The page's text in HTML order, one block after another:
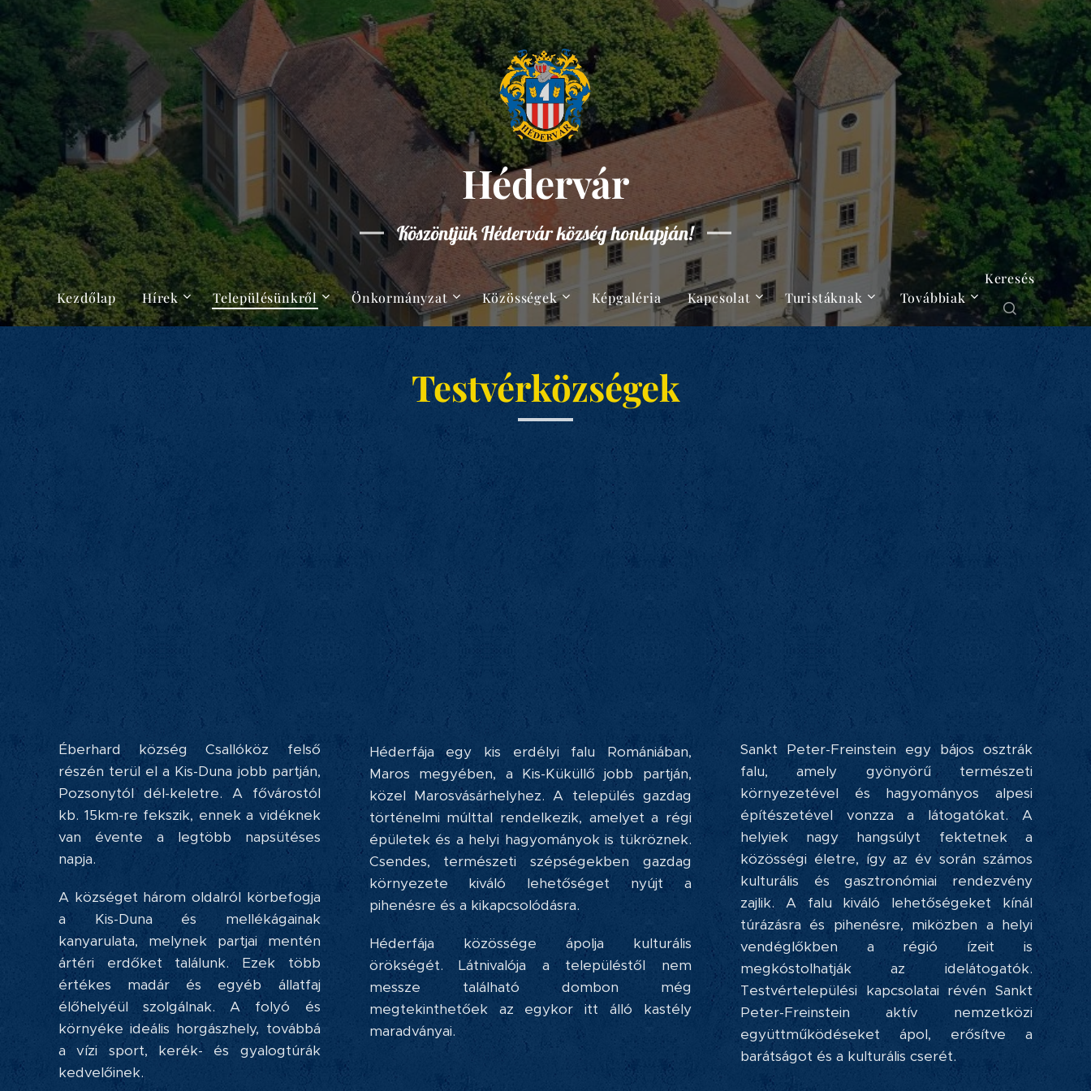
Hédervár
Köszöntjük Hédervár község honlapján!
Kezdőlap Hírek Településünkről Önkormányzat Közösségek Képgaléria Kapcsolat Turistáknak Továbbiak
Keresés
Testvérközségek
Éberhard község Csallóköz felső
részén terül el a Kis-Duna jobb partján,
Pozsonytól dél-keletre. A fővárostól
kb. 15km-re fekszik, ennek a vidéknek
van évente a legtöbb napsütéses
napja.
A községet három oldalról körbefogja
a Kis-Duna és mellékágainak
kanyarulata, melynek partjai mentén
ártéri erdőket találunk. Ezek több
értékes madár és egyéb állatfaj
élőhelyéül szolgálnak. A folyó és
környéke ideális horgászhely, továbbá
a vízi sport, kerék- és gyalogtúrák
kedvelőinek.
Héderfája egy kis erdélyi falu Romániában,
Maros megyében, a Kis-Küküllő jobb partján,
közel Marosvásárhelyhez. A település gazdag
történelmi múlttal rendelkezik, amelyet a régi
épületek és a helyi hagyományok is tükröznek.
Csendes, természeti szépségekben gazdag
környezete kiváló lehetőséget nyújt a
pihenésre és a kikapcsolódásra.
Héderfája közössége ápolja kulturális
örökségét. Látnivalója a településtől nem
messze található dombon még
megtekinthetőek az egykor itt álló kastély
maradványai.
Sankt Peter-Freinstein egy bájos osztrák
falu, amely gyönyörű természeti
környezetével és hagyományos alpesi
építészetével vonzza a látogatókat. A
helyiek nagy hangsúlyt fektetnek a
közösségi életre, így az év során számos
kulturális és gasztronómiai rendezvény
zajlik. A falu kiváló lehetőségeket kínál
túrázásra és pihenésre, miközben a helyi
vendéglőkben a régió ízeit is
megkóstolhatják az idelátogatók.
Testvértelepülési kapcsolatai révén Sankt
Peter-Freinstein aktív nemzetközi
együttműködéseket ápol, erősítve a
barátságot és a kulturális cserét.